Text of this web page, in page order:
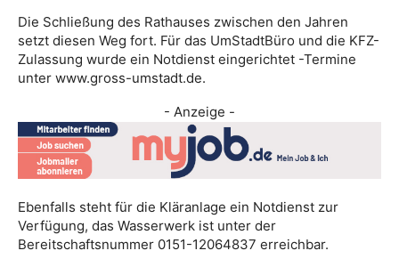
Die Schließung des Rathauses zwischen den Jahren
setzt diesen Weg fort. Für das UmStadtBüro und die KFZ-
Zulassung wurde ein Notdienst eingerichtet -Termine
unter www.gross-umstadt.de.
- Anzeige -
Ebenfalls steht für die Kläranlage ein Notdienst zur
Verfügung, das Wasserwerk ist unter der
Bereitschaftsnummer 0151-12064837 erreichbar.